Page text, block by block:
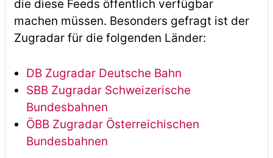
die diese Feeds öffentlich verfügbar
machen müssen. Besonders gefragt ist der
Zugradar für die folgenden Länder:
DB Zugradar Deutsche Bahn
SBB Zugradar Schweizerische
Bundesbahnen
ÖBB Zugradar Österreichischen
Bundesbahnen